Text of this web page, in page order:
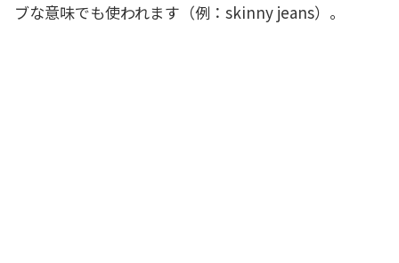
ブな意味でも使われます（例：skinny jeans）。